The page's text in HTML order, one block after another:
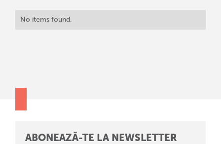
No items found.
ABONEAZĂ-TE LA NEWSLETTER